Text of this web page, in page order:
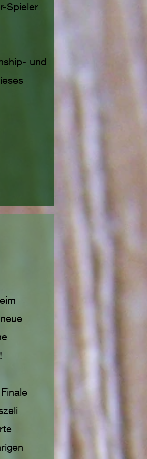
Spieler
und